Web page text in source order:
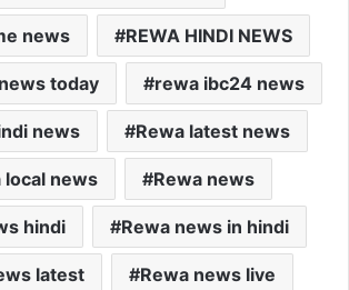
news REWA HINDI NEWS
today rewa ibc24 news
news Rewa latest news
local news Rewa news
hindi Rewa news in hindi
latest Rewa news live